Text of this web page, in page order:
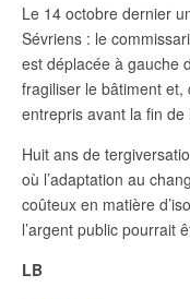
Le 14 octobre dernier
Sévriens : le
est déplacée à gauche
fragiliser le bâtiment
entrepris avant la fin de
Huit ans de
où l’adaptation au
coûteux en matière
l’argent public pourrait
LB